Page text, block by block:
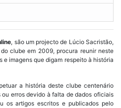
, são um projecto de Lúcio Sacristão,
clube em 2009, procura reunir neste
imagens que digam respeito à história
a história deste clube centenário
erros devido à falta de dados oficiais
os artigos escritos e publicados pelo